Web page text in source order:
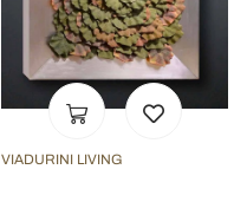
VIADURINI LIVING